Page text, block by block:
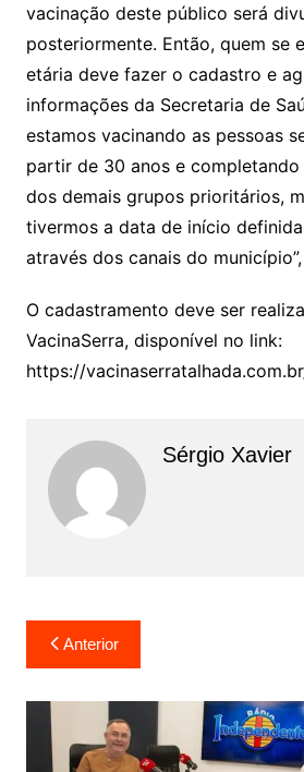
vacinação deste público será
posteriormente. Então, quem se
etária deve fazer o cadastro e
informações da Secretaria de
estamos vacinando as pessoas
partir de 30 anos e completando
dos demais grupos prioritários,
tivermos a data de início
através dos canais do
O cadastramento deve ser
VacinaSerra, disponível no link:
https://
Sérgio Xavier
Anterior